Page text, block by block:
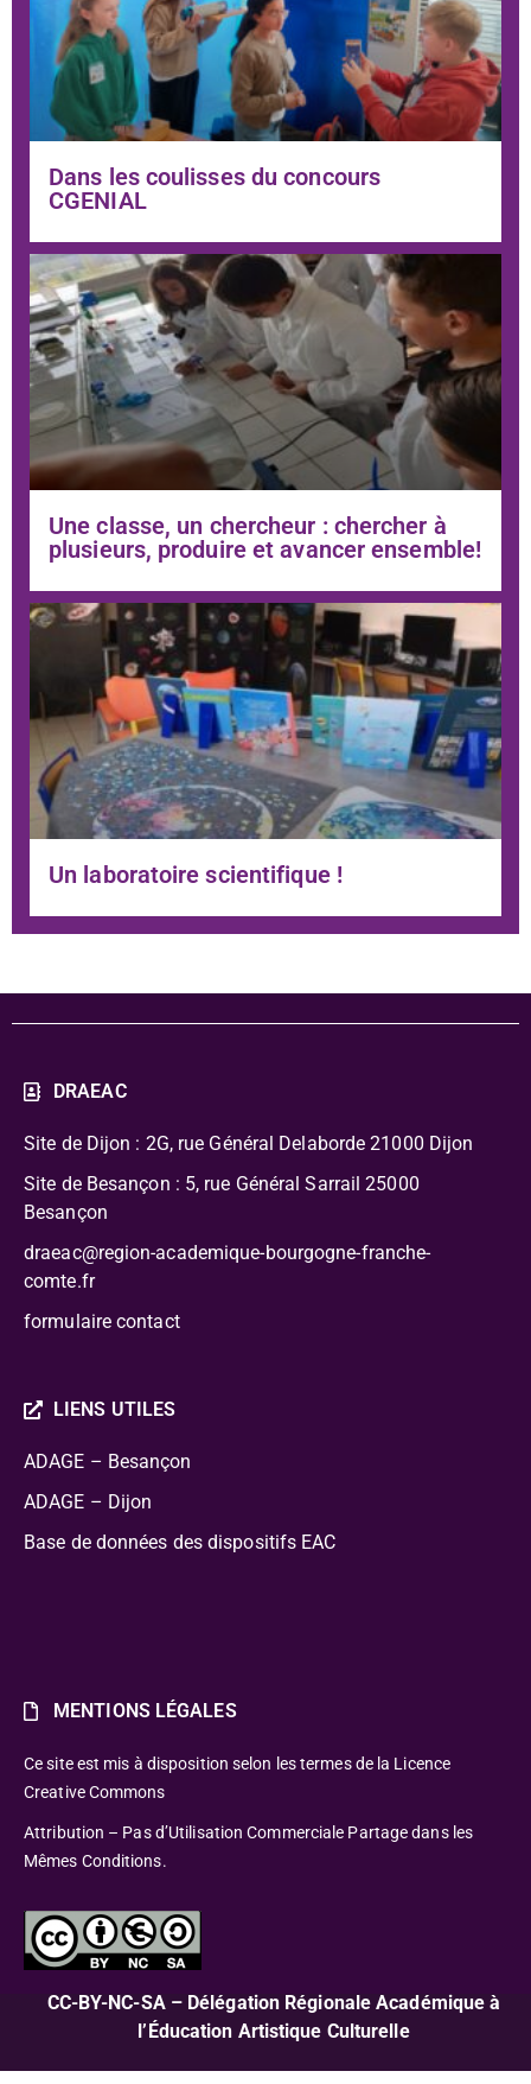
Dans les coulisses du concours
CGENIAL
Une classe, un chercheur : chercher à
plusieurs, produire et avancer ensemble!
Un laboratoire scientifique !
DRAEAC
Site de Dijon : 2G, rue Général Delaborde 21000 Dijon
Site de Besançon : 5, rue Général Sarrail 25000
Besançon
draeac@region-academique-bourgogne-franche-
comte.fr
formulaire contact
LIENS UTILES
ADAGE – Besançon
ADAGE – Dijon
Base de données des dispositifs EAC
MENTIONS LÉGALES
Ce site est mis à disposition selon les termes de la Licence
Creative Commons
Attribution – Pas d’Utilisation Commerciale Partage dans les
Mêmes Conditions.
CC-BY-NC-SA – Délégation Régionale Académique à
l’Éducation Artistique Culturelle